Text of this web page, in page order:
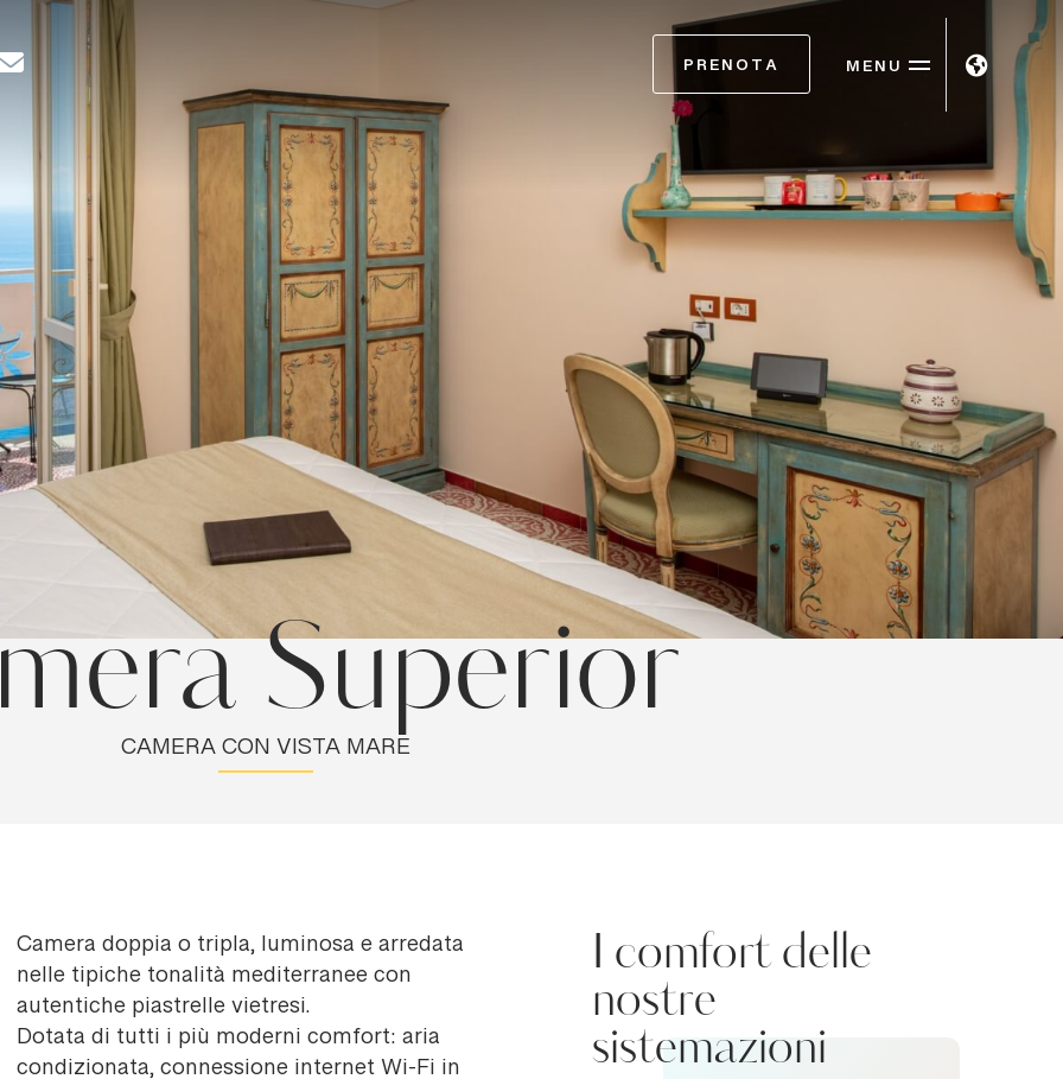
PRENOTA MENU
Superior
CAMERA CON VISTA MARE
RICHIEDI INFORMAZIONI PER
COGNOME*
TELEFONO*
informativa sulla privacye il trattamento dei dati personali.
Camera doppia o tripla, luminosa e arredata
nelle tipiche tonalità mediterranee con
autentiche piastrelle vietresi.
Dotata di tutti i più moderni comfort: aria
condizionata, connessione internet Wi-Fi in
I comfort delle
nostre
sistemazioni